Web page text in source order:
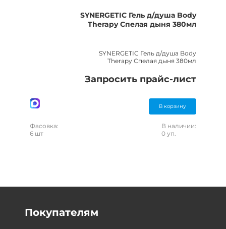
SYNERGETIC Гель д/душа Body
Therapy Спелая дыня 380мл
SYNERGETIC Гель д/душа Body
Therapy Спелая дыня 380мл
Запросить прайс-лист
В корзину
Фасовка:
6 шт
В наличии:
0 уп.
Покупателям